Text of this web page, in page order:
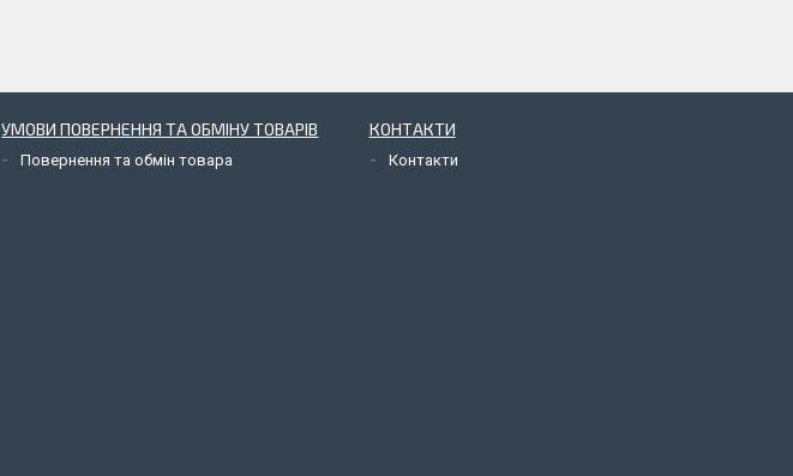
УМОВИ ПОВЕРНЕННЯ ТА ОБМІНУ ТОВАРІВ
Повернення та обмін товара
КОНТАКТИ
Контакти